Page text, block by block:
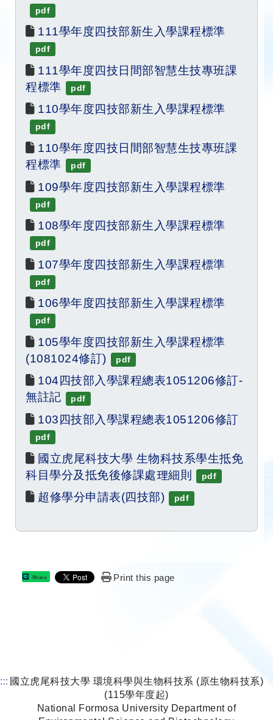
pdf
111學年度四技部新生入學課程標準
pdf
111學年度四技日間部智慧生技專班課
程標準
pdf
110學年度四技部新生入學課程標準
pdf
110學年度四技日間部智慧生技專班課
程標準
pdf
109學年度四技部新生入學課程標準
pdf
108學年度四技部新生入學課程標準
pdf
107學年度四技部新生入學課程標準
pdf
106學年度四技部新生入學課程標準
pdf
105學年度四技部新生入學課程標準
(1081024修訂)
pdf
104四技部入學課程總表1051206修訂-
無註記
pdf
103四技部入學課程總表1051206修訂
pdf
國立虎尾科技大學 生物科技系學生抵免
科目學分及抵免後修課處理細則
pdf
超修學分申請表(四技部) pdf
Share Print this page
::: 國立虎尾科技大學 環境科學與生物科技系 (原生物科技系)
(115學年度起)
National Formosa University Department of